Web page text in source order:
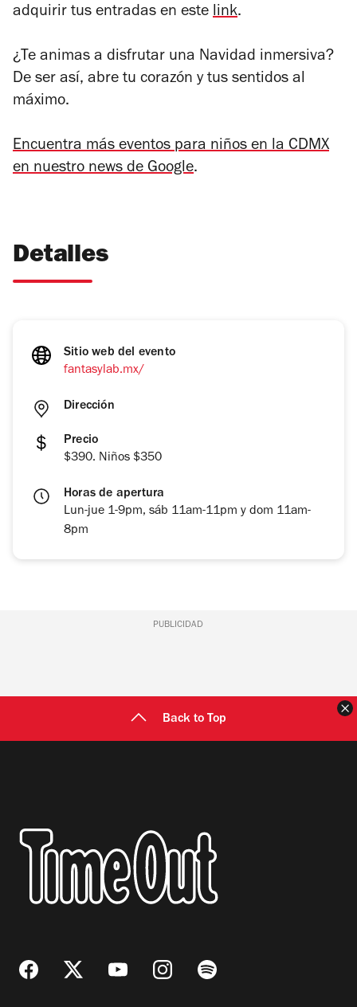
adquirir tus entradas en este link.
¿Te animas a disfrutar una Navidad inmersiva?
De ser así, abre tu corazón y tus sentidos al
máximo.
Encuentra más eventos para niños en la CDMX
en nuestro news de Google.
Detalles
Sitio web del evento
fantasylab.mx/
Dirección
Precio
$390. Niños $350
Horas de apertura
Lun-jue 1-9pm, sáb 11am-11pm y dom 11am-
8pm
PUBLICIDAD
Back to Top